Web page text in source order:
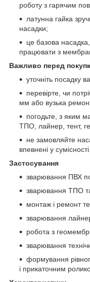
роботу з гарячим
латунна гайка
насадки;
це базова
працювати з
Важливо перед
уточніть посадку
перевірте, чи
мм або вузька
погодьте, з яким
ТПО, лайнер, тент,
не замовляйте
впевнені у сумісності.
Застосування
зварювання ПВХ
зварювання ТПО
монтаж і ремонт
зварювання
робота з
зварювання
формування
і прикаточним